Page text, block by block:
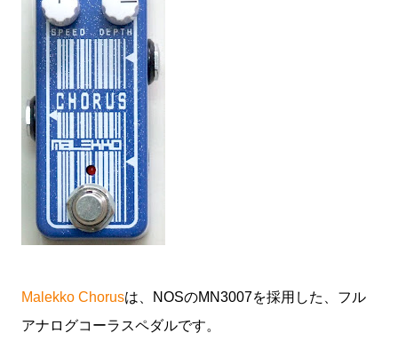
Malekko Chorusは、NOSのMN3007を採用した、フル
アナログコーラスペダルです。